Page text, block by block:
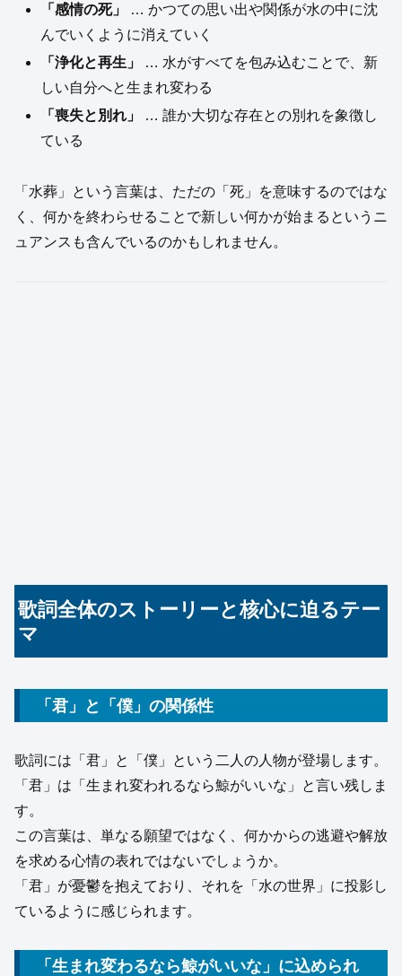
「感情の死」
… かつての思い出や関係が水の中に沈
んでいくように消えていく
「浄化と再生」
… 水がすべてを包み込むことで、新
しい自分へと生まれ変わる
「喪失と別れ」
… 誰か大切な存在との別れを象徴し
ている
「水葬」という言葉は、ただの「死」を意味するのではな
く、何かを終わらせることで新しい何かが始まるというニ
ュアンスも含んでいるのかもしれません。
歌詞全体のストーリーと核心に迫るテー
マ
「君」と「僕」の関係性
歌詞には「君」と「僕」という二人の人物が登場します。
「君」は「生まれ変われるなら鯨がいいな」と言い残しま
す。
この言葉は、単なる願望ではなく、何かからの逃避や解放
を求める心情の表れではないでしょうか。
「君」が憂鬱を抱えており、それを「水の世界」に投影し
ているように感じられます。
「生まれ変わるなら鯨がいいな」に込められ